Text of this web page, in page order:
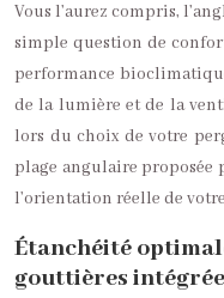
Vous l’aurez compris,
simple question de
performance
de la lumière et de la
lors du choix de votre
plage angulaire proposée
l’orientation réelle de
Étanchéité
gouttières